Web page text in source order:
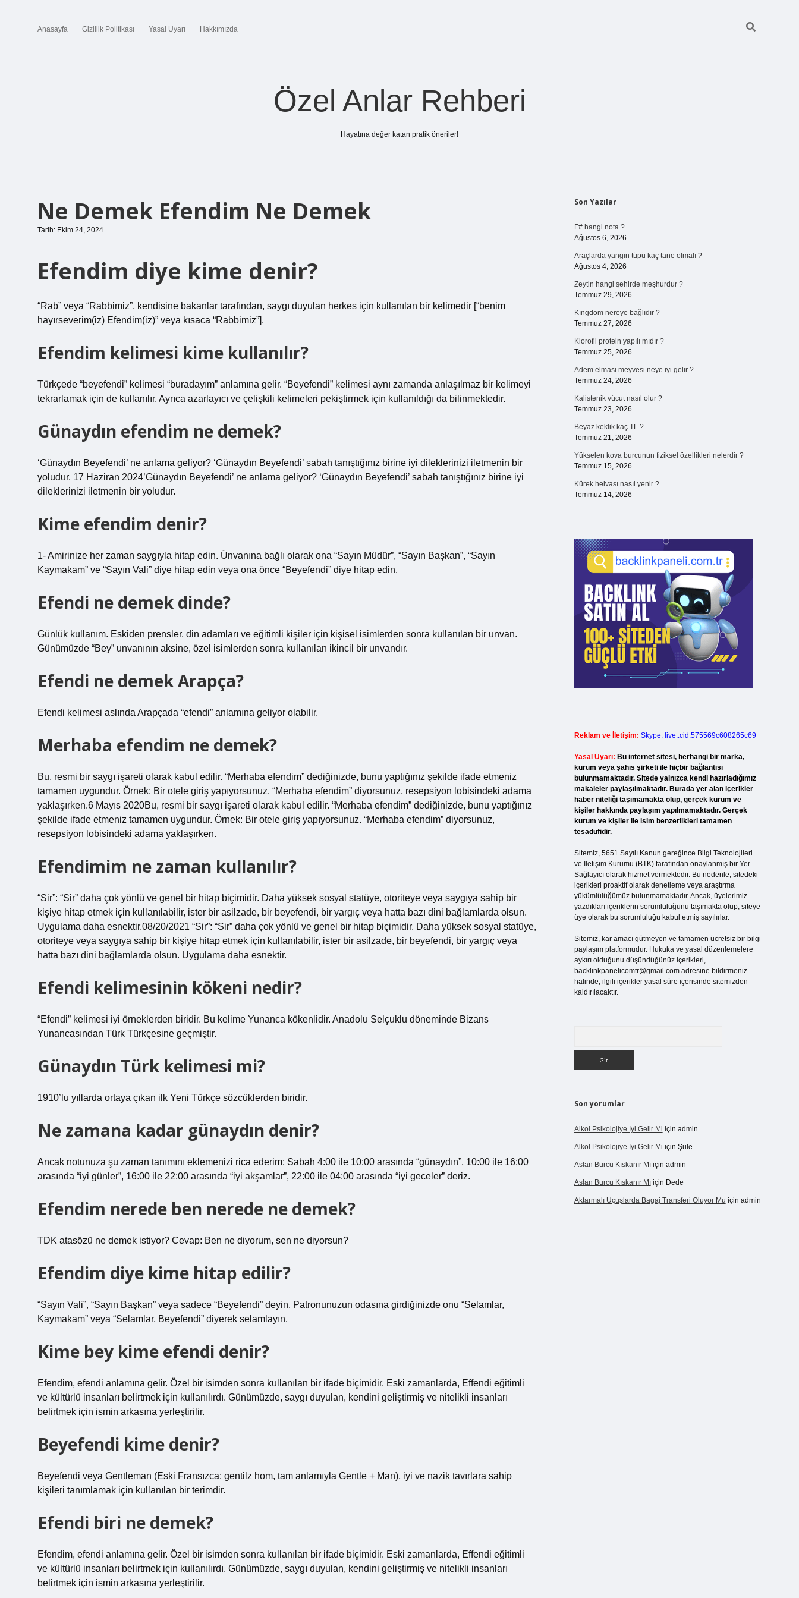
Anasayfa Gizlilik Politikası Yasal Uyarı Hakkımızda
Özel Anlar Rehberi
Hayatına değer katan pratik öneriler!
Ne Demek Efendim Ne Demek
Tarih: Ekim 24, 2024
Efendim diye kime denir?
“Rab” veya “Rabbimiz”, kendisine bakanlar tarafından, saygı duyulan herkes için kullanılan bir kelimedir [“benim
hayırseverim(iz) Efendim(iz)” veya kısaca “Rabbimiz”].
Efendim kelimesi kime kullanılır?
Türkçede “beyefendi” kelimesi “buradayım” anlamına gelir. “Beyefendi” kelimesi aynı zamanda anlaşılmaz bir kelimeyi
tekrarlamak için de kullanılır. Ayrıca azarlayıcı ve çelişkili kelimeleri pekiştirmek için kullanıldığı da bilinmektedir.
Günaydın efendim ne demek?
‘Günaydın Beyefendi’ ne anlama geliyor? ‘Günaydın Beyefendi’ sabah tanıştığınız birine iyi dileklerinizi iletmenin bir
yoludur. 17 Haziran 2024’Günaydın Beyefendi’ ne anlama geliyor? ‘Günaydın Beyefendi’ sabah tanıştığınız birine iyi
dileklerinizi iletmenin bir yoludur.
Kime efendim denir?
1- Amirinize her zaman saygıyla hitap edin. Ünvanına bağlı olarak ona “Sayın Müdür”, “Sayın Başkan”, “Sayın
Kaymakam” ve “Sayın Vali” diye hitap edin veya ona önce “Beyefendi” diye hitap edin.
Efendi ne demek dinde?
Günlük kullanım. Eskiden prensler, din adamları ve eğitimli kişiler için kişisel isimlerden sonra kullanılan bir unvan.
Günümüzde “Bey” unvanının aksine, özel isimlerden sonra kullanılan ikincil bir unvandır.
Efendi ne demek Arapça?
Efendi kelimesi aslında Arapçada “efendi” anlamına geliyor olabilir.
Merhaba efendim ne demek?
Bu, resmi bir saygı işareti olarak kabul edilir. “Merhaba efendim” dediğinizde, bunu yaptığınız şekilde ifade etmeniz
tamamen uygundur. Örnek: Bir otele giriş yapıyorsunuz. “Merhaba efendim” diyorsunuz, resepsiyon lobisindeki adama
yaklaşırken.6 Mayıs 2020Bu, resmi bir saygı işareti olarak kabul edilir. “Merhaba efendim” dediğinizde, bunu yaptığınız
şekilde ifade etmeniz tamamen uygundur. Örnek: Bir otele giriş yapıyorsunuz. “Merhaba efendim” diyorsunuz,
resepsiyon lobisindeki adama yaklaşırken.
Efendimim ne zaman kullanılır?
“Sir”: “Sir” daha çok yönlü ve genel bir hitap biçimidir. Daha yüksek sosyal statüye, otoriteye veya saygıya sahip bir
kişiye hitap etmek için kullanılabilir, ister bir asilzade, bir beyefendi, bir yargıç veya hatta bazı dini bağlamlarda olsun.
Uygulama daha esnektir.08/20/2021 “Sir”: “Sir” daha çok yönlü ve genel bir hitap biçimidir. Daha yüksek sosyal statüye,
otoriteye veya saygıya sahip bir kişiye hitap etmek için kullanılabilir, ister bir asilzade, bir beyefendi, bir yargıç veya
hatta bazı dini bağlamlarda olsun. Uygulama daha esnektir.
Efendi kelimesinin kökeni nedir?
“Efendi” kelimesi iyi örneklerden biridir. Bu kelime Yunanca kökenlidir. Anadolu Selçuklu döneminde Bizans
Yunancasından Türk Türkçesine geçmiştir.
Günaydın Türk kelimesi mi?
1910’lu yıllarda ortaya çıkan ilk Yeni Türkçe sözcüklerden biridir.
Ne zamana kadar günaydın denir?
Ancak notunuza şu zaman tanımını eklemenizi rica ederim: Sabah 4:00 ile 10:00 arasında “günaydın”, 10:00 ile 16:00
arasında “iyi günler”, 16:00 ile 22:00 arasında “iyi akşamlar”, 22:00 ile 04:00 arasında “iyi geceler” deriz.
Efendim nerede ben nerede ne demek?
TDK atasözü ne demek istiyor? Cevap: Ben ne diyorum, sen ne diyorsun?
Efendim diye kime hitap edilir?
“Sayın Vali”, “Sayın Başkan” veya sadece “Beyefendi” deyin. Patronunuzun odasına girdiğinizde onu “Selamlar,
Kaymakam” veya “Selamlar, Beyefendi” diyerek selamlayın.
Kime bey kime efendi denir?
Efendim, efendi anlamına gelir. Özel bir isimden sonra kullanılan bir ifade biçimidir. Eski zamanlarda, Effendi eğitimli
ve kültürlü insanları belirtmek için kullanılırdı. Günümüzde, saygı duyulan, kendini geliştirmiş ve nitelikli insanları
belirtmek için ismin arkasına yerleştirilir.
Beyefendi kime denir?
Beyefendi veya Gentleman (Eski Fransızca: gentilz hom, tam anlamıyla Gentle + Man), iyi ve nazik tavırlara sahip
kişileri tanımlamak için kullanılan bir terimdir.
Efendi biri ne demek?
Efendim, efendi anlamına gelir. Özel bir isimden sonra kullanılan bir ifade biçimidir. Eski zamanlarda, Effendi eğitimli
ve kültürlü insanları belirtmek için kullanılırdı. Günümüzde, saygı duyulan, kendini geliştirmiş ve nitelikli insanları
belirtmek için ismin arkasına yerleştirilir.
Sidebar
Son Yazılar
F# hangi nota ?
Ağustos 6, 2026
Araçlarda yangın tüpü kaç tane olmalı ?
Ağustos 4, 2026
Zeytin hangi şehirde meşhurdur ?
Temmuz 29, 2026
Kıngdom nereye bağlıdır ?
Temmuz 27, 2026
Klorofil protein yapılı mıdır ?
Temmuz 25, 2026
Adem elması meyvesi neye iyi gelir ?
Temmuz 24, 2026
Kalistenik vücut nasıl olur ?
Temmuz 23, 2026
Beyaz keklik kaç TL ?
Temmuz 21, 2026
Yükselen kova burcunun fiziksel özellikleri nelerdir ?
Temmuz 15, 2026
Kürek helvası nasıl yenir ?
Temmuz 14, 2026
Reklam ve İletişim: Skype: live:.cid.575569c608265c69
Yasal Uyarı: Bu internet sitesi, herhangi bir marka,
kurum veya şahıs şirketi ile hiçbir bağlantısı
bulunmamaktadır. Sitede yalnızca kendi hazırladığımız
makaleler paylaşılmaktadır. Burada yer alan içerikler
haber niteliği taşımamakta olup, gerçek kurum ve
kişiler hakkında paylaşım yapılmamaktadır. Gerçek
kurum ve kişiler ile isim benzerlikleri tamamen
tesadüfidir.
Sitemiz, 5651 Sayılı Kanun gereğince Bilgi Teknolojileri
ve İletişim Kurumu (BTK) tarafından onaylanmış bir Yer
Sağlayıcı olarak hizmet vermektedir. Bu nedenle, sitedeki
içerikleri proaktif olarak denetleme veya araştırma
yükümlülüğümüz bulunmamaktadır. Ancak, üyelerimiz
yazdıkları içeriklerin sorumluluğunu taşımakta olup, siteye
üye olarak bu sorumluluğu kabul etmiş sayılırlar.
Sitemiz, kar amacı gütmeyen ve tamamen ücretsiz bir bilgi
paylaşım platformudur. Hukuka ve yasal düzenlemelere
aykırı olduğunu düşündüğünüz içerikleri,
backlinkpanelicomtr@gmail.comadresine bildirmeniz
halinde, ilgili içerikler yasal süre içerisinde sitemizden
kaldırılacaktır.
Son yorumlar
Alkol Psikolojiye Iyi Gelir Mi için admin
Alkol Psikolojiye Iyi Gelir Mi için Şule
Aslan Burcu Kıskanır Mıiçin admin
Aslan Burcu Kıskanır Mıiçin Dede
Aktarmalı Uçuşlarda Bagaj Transferi Oluyor Mu için admin